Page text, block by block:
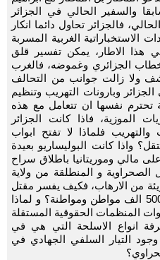
والسفير الحالي في الجزائر
فالجزائر تحاول دائما انكار
الاستخباراتية الغربية المسربة
هذا الاطار، يمكن تفسير قلق
الجزائري وغموضه، فالغرب
ولا زالت جوانب من التحالف
وبارونات التهريب وتنظيم
تحترم نفسها ان تتعامل مع هذه
الموزية، فاذا كانت الجزائر
والتهريب فلماذا لا تفتح ابواب
واذا كانت البوليساريو بعيدة
مالي وموريتانيا باطلاق سراح
الصحراوية و المنطلقة من ولاية
من الارهاب، فكيف يفسر مقتل
وفقدان ونفي واغتصاب اكثر من 500 الف مواطن ومواطنة؟ و لماذا
المنظمات الحقوقية المستقلة
انواع الاسلحة التي هي في
التيار السلفي الجهادي في